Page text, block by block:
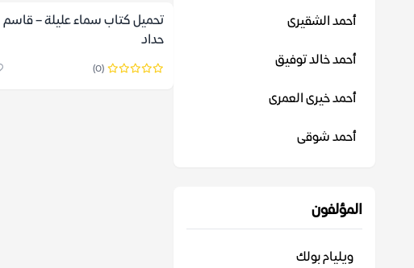
أحمد الشقيرى
أحمد خالد توفيق
أحمد خيرى العمرى
أحمد شوقى
المؤلفون
‬ ويليام بولك
تحميل كتاب سماء عليلة – قاسم
حداد
(0)